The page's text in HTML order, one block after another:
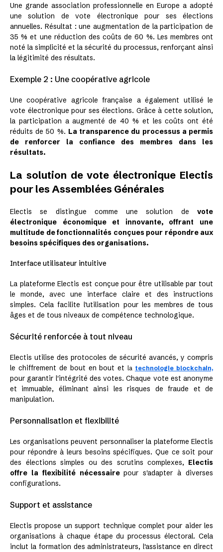
Une grande association professionnelle en Europe a adopté
une solution de vote électronique pour ses élections
annuelles. Résultat : une augmentation de la participation de
35 % et une réduction des coûts de 60 %. Les membres ont
noté la simplicité et la sécurité du processus, renforçant ainsi
la légitimité des résultats.
Exemple 2 : Une coopérative agricole
Une coopérative agricole française a également utilisé le
vote électronique pour ses élections. Grâce à cette solution,
la participation a augmenté de 40 % et les coûts ont été
réduits de 50 %. La transparence du processus a permis
de renforcer la confiance des membres dans les
résultats.
La solution de vote électronique Electis
pour les Assemblées Générales
Electis se distingue comme une solution de vote
électronique économique et innovante, offrant une
multitude de fonctionnalités conçues pour répondre aux
besoins spécifiques des organisations.
Interface utilisateur intuitive
La plateforme Electis est conçue pour être utilisable par tout
le monde, avec une interface claire et des instructions
simples. Cela facilite l'utilisation pour les membres de tous
âges et de tous niveaux de compétence technologique.
Sécurité renforcée à tout niveau
Electis utilise des protocoles de sécurité avancés, y compris
le chiffrement de bout en bout etla technologie blockchain,
pour garantir l'intégrité des votes. Chaque vote est anonyme
et immuable, éliminant ainsi les risques de fraude et de
manipulation.
Personnalisation et flexibilité
Les organisations peuvent personnaliser la plateforme Electis
pour répondre à leurs besoins spécifiques. Que ce soit pour
des élections simples ou des scrutins complexes, Electis
offre la flexibilité nécessairepour s'adapter à diverses
configurations.
Support et assistance
Electis propose un support technique complet pour aider les
organisations à chaque étape du processus électoral. Cela
inclut la formation des administrateurs, l'assistance en direct